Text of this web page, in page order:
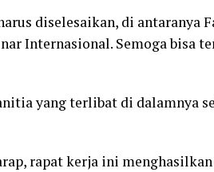
diselesaikan, di antaranya
Internasional. Semoga bisa
yang terlibat di dalamnya
rapat kerja ini